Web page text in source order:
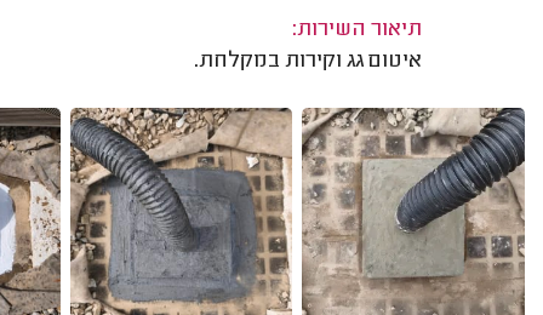
תיאור השירות:
איטום גג וקירות במקלחת.